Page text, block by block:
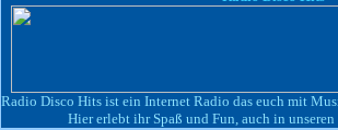
Radio Disco Hits ist ein Internet Radio das euch mit
Hier erlebt ihr Spaß und Fun, auch in unseren